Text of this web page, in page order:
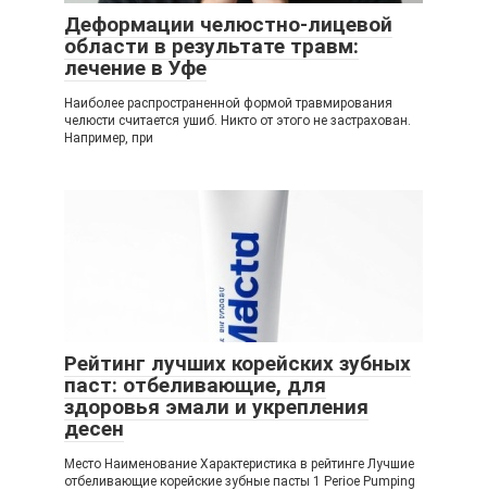
Деформации челюстно-лицевой
области в результате травм:
лечение в Уфе
Наиболее распространенной формой травмирования
челюсти считается ушиб. Никто от этого не застрахован.
Например, при
Рейтинг лучших корейских зубных
паст: отбеливающие, для
здоровья эмали и укрепления
десен
Место Наименование Характеристика в рейтинге Лучшие
отбеливающие корейские зубные пасты 1 Perioe Pumping